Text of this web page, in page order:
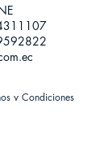
y Condiciones